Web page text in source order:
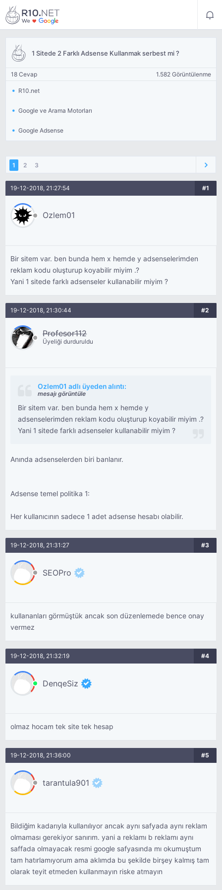
1 Sitede 2 Farklı Adsense Kullanmak serbest mi ?
18 Cevap 1.582 Görüntülenme
R10.net
Google ve Arama Motorları
Google Adsense
1 2 3
19-12-2018, 21:27:54 #1
Ozlem01
Bir sitem var. ben bunda hem x hemde y adsenselerimden
reklam kodu oluşturup koyabilir miyim .?
Yani 1 sitede farklı adsenseler kullanabilir miyim ?
19-12-2018, 21:30:44 #2
Profesor112
Üyeliği durduruldu
Ozlem01 adlı üyeden alıntı:
mesajı görüntüle
Bir sitem var. ben bunda hem x hemde y
adsenselerimden reklam kodu oluşturup koyabilir miyim .?
Yani 1 sitede farklı adsenseler kullanabilir miyim ?
Anında adsenselerden biri banlanır.
Adsense temel politika 1:
Her kullanıcının sadece 1 adet adsense hesabı olabilir.
19-12-2018, 21:31:27 #3
SEOPro
kullananları görmüştük ancak son düzenlemede bence onay
vermez
19-12-2018, 21:32:19 #4
DenqeSiz
olmaz hocam tek site tek hesap
19-12-2018, 21:36:00 #5
tarantula901
Bildiğim kadarıyla kullanılıyor ancak aynı safyada aynı reklam
olmaması gerekiyor sanırım. yani a reklamı b reklamı aynı
saffada olmayacak resmi google safyasında mı okumuştum
tam hatırlamıyorum ama aklımda bu şekilde birşey kalmış tam
olarak teyit etmeden kullanmayın riske atmayın